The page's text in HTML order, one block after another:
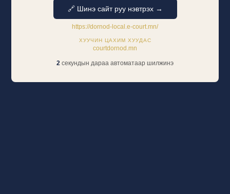
🔗 Шинэ сайт руу нэвтрэх →
https://dornod-local.e-court.mn/
ХУУЧИН ЦАХИМ ХУУДАС
courtdornod.mn
2 секундын дараа автоматаар шилжинэ